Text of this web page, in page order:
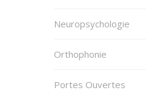
Neuropsychologie
Orthophonie
Portes Ouvertes